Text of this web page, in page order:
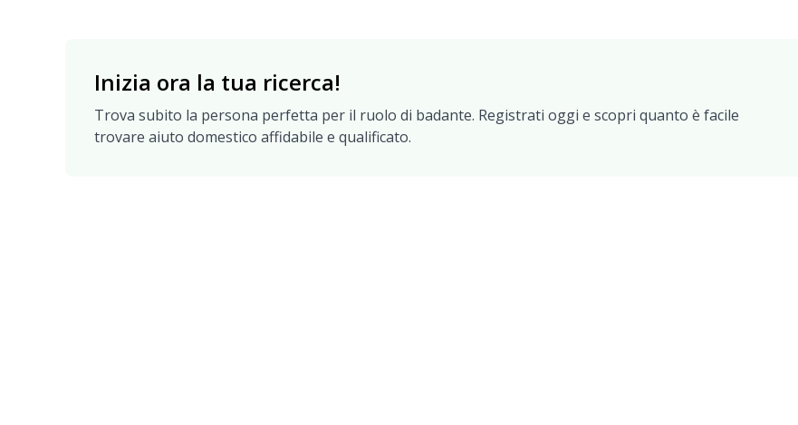
Inizia ora la tua ricerca!
Trova subito la persona perfetta per il ruolo di badante. Registrati oggi e scopri quanto è facile
trovare aiuto domestico affidabile e qualificato.